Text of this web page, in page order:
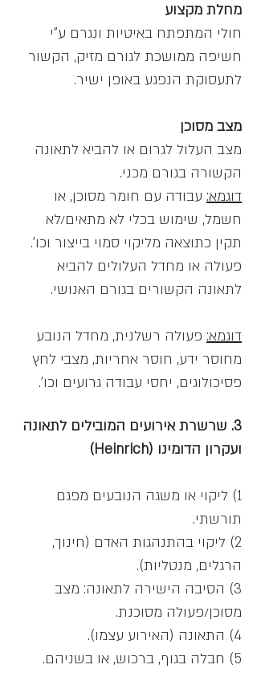
מחלת מקצוע
חולי המתפתח באיטיות ונגרם ע"י
חשיפה ממושכת לגורם מזיק, הקשור
לתעסוקת הנפגע באופן ישיר.
מצב מסוכן
מצב העלול לגרום או להביא לתאונה
הקשורה בגורם מכני.
דוגמא: עבודה עם חומר מסוכן, או
חשמל, שימוש בכלי לא מתאים/לא
תקין כתוצאה מליקוי סמוי בייצור וכו'.
פעולה או מחדל העלולים להביא
לתאונה הקשורים בגורם האנושי.
דוגמא: פעולה רשלנית, מחדל הנובע
מחוסר ידע, חוסר אחריות, מצבי לחץ
פסיכולוגים, יחסי עבודה גרועים וכו'.
3. שרשרת אירועים המובילים לתאונה
ועקרון הדומינו (Heinrich)
1) ליקוי או משגה הנובעים מפגם
תורשתי.
2) ליקוי בהתנהגות האדם (חינוך,
הרגלים, מנטליות).
3) הסיבה הישירה לתאונה: מצב
מסוכן/פעולה מסוכנת.
4) התאונה (האירוע עצמו).
5) חבלה בגוף, ברכוש, או בשניהם.